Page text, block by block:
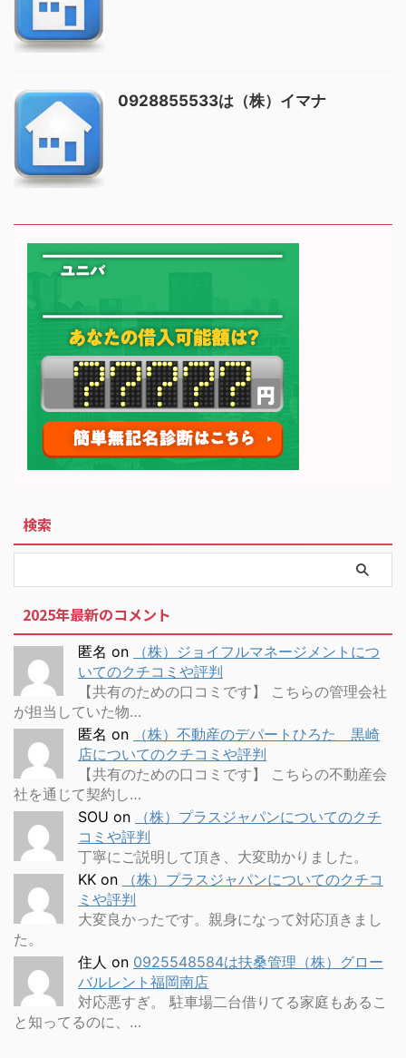
0928855533は（株）イマナ
検索
2025年最新のコメント
匿名 on
（株）ジョイフルマネージメントにつ
いてのクチコミや評判
【共有のための口コミです】 こちらの管理会社
が担当していた物…
匿名 on
（株）不動産のデパートひろた 黒崎
店についてのクチコミや評判
【共有のための口コミです】 こちらの不動産会
社を通じて契約し…
SOU on
（株）プラスジャパンについてのクチ
コミや評判
丁寧にご説明して頂き、大変助かりました。
KK on
（株）プラスジャパンについてのクチコ
ミや評判
大変良かったです。親身になって対応頂きまし
た。
住人 on 0925548584は扶桑管理（株）グロー
バルレント福岡南店
対応悪すぎ。 駐車場二台借りてる家庭もあるこ
と知ってるのに、…